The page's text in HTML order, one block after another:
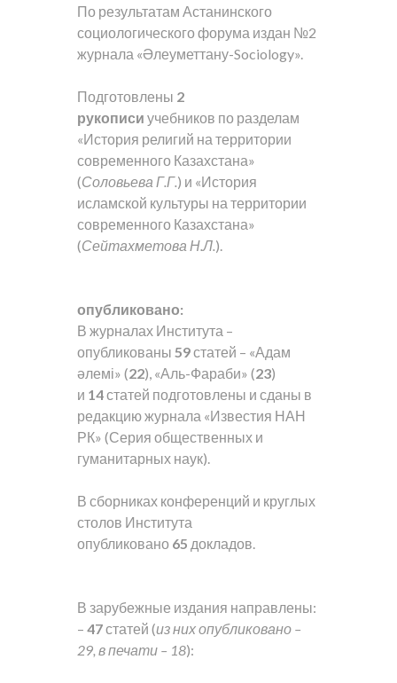
По результатам Астанинского
социологического форума издан №2
журнала «Әлеуметтану-Sociology».
Подготовлены 2
рукописи учебников по разделам
«История религий на территории
современного Казахстана»
(Соловьева Г.Г.) и «История
исламской культуры на территории
современного Казахстана»
(Сейтахметова Н.Л.).
опубликовано:
В журналах Института –
опубликованы 59статей – «Адам
әлемі» (22), «Аль-Фараби» (23)
и 14статей подготовлены и сданы в
редакцию журнала «Известия НАН
РК» (Серия общественных и
гуманитарных наук).
В сборниках конференций и круглых
столов Института
опубликовано 65 докладов.
В зарубежные издания направлены:
– 47статей (из них опубликовано –
29, в печати – 18):